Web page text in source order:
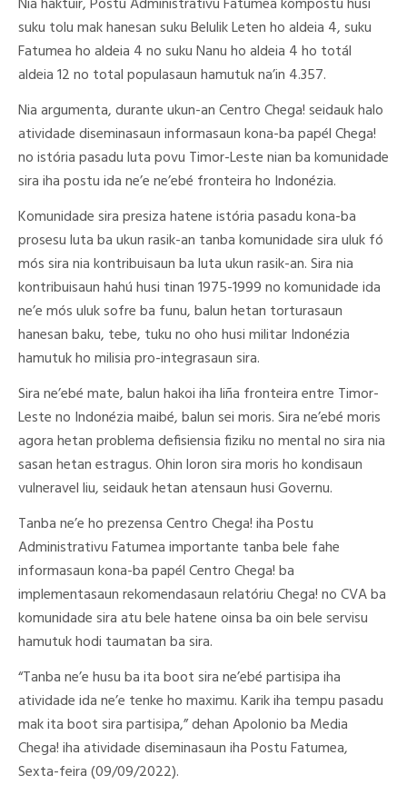
suku tolu mak hanesan suku Belulik Leten ho aldeia 4, suku
Fatumea ho aldeia 4 no suku Nanu ho aldeia 4 ho totál
aldeia 12 no total populasaun hamutuk na’in 4.357.
Nia argumenta, durante ukun-an Centro Chega! seidauk halo
atividade diseminasaun informasaun kona-ba papél Chega!
no istória pasadu luta povu Timor-Leste nian ba komunidade
sira iha postu ida ne’e ne’ebé fronteira ho Indonézia.
Komunidade sira presiza hatene istória pasadu kona-ba
prosesu luta ba ukun rasik-an tanba komunidade sira uluk fó
mós sira nia kontribuisaun ba luta ukun rasik-an. Sira nia
kontribuisaun hahú husi tinan 1975-1999 no komunidade ida
ne’e mós uluk sofre ba funu, balun hetan torturasaun
hanesan baku, tebe, tuku no oho husi militar Indonézia
hamutuk ho milisia pro-integrasaun sira.
Sira ne’ebé mate, balun hakoi iha liña fronteira entre Timor-
Leste no Indonézia maibé, balun sei moris. Sira ne’ebé moris
agora hetan problema defisiensia fiziku no mental no sira nia
sasan hetan estragus. Ohin loron sira moris ho kondisaun
vulneravel liu, seidauk hetan atensaun husi Governu.
Tanba ne’e ho prezensa Centro Chega! iha Postu
Administrativu Fatumea importante tanba bele fahe
informasaun kona-ba papél Centro Chega! ba
implementasaun rekomendasaun relatóriu Chega! no CVA ba
komunidade sira atu bele hatene oinsa ba oin bele servisu
hamutuk hodi taumatan ba sira.
“Tanba ne’e husu ba ita boot sira ne’ebé partisipa iha
atividade ida ne’e tenke ho maximu. Karik iha tempu pasadu
mak ita boot sira partisipa,” dehan Apolonio ba Media
Chega! iha atividade diseminasaun iha Postu Fatumea,
Sexta-feira (09/09/2022).